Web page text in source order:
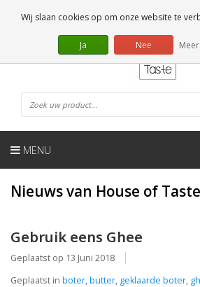
NL
MENU
Nieuws van House of Taste
Gebruik eens Ghee
Geplaatst op 13 Juni 2018
Geplaatst in boter,butter, geklaarde boter,
Wij slaan cookies op om onze website te
Ja Nee